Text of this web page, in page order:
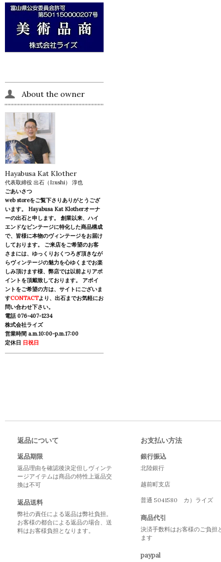
About the owner
Hayabusa Kat Klother
代表取締役 出石（Izushi） 淳也
ごあいさつ
web storeをご覧下さりありがとうござ
います。 Hayabusa Kat Klotherオーナ
ーの出石と申します。 創業以来、ハイ
エンドなビンテージに特化した商品構成
で、皆様に本物のヴィンテージをお届け
しております。 ご来店をご希望のお客
さまには、ゆっくりおくつろぎ頂きなが
らヴィンテージの魅力を心ゆくまでお楽
しみ頂けます様、弊店では以前よりアポ
イントを頂戴致しております。 アポイ
ントをご希望の方は、サイトにございま
すCONTACTより、出石までお気軽にお
問い合わせ下さい。
電話 076-407-1234
株式会社ライズ
営業時間 a.m.10:00-p.m.17:00
定休日 日祝日
返品について
返品期限
返品理由を確認後決定但しヴィンテ
ージアイテムは商品の特性上返品交
換は不可
返品送料
弊社の責任による返品は弊社負担。
お客様の都合による返品の場合、送
料はお客様負担となります。
お支払い方法
銀行振込
北陸銀行
越前町支店
普通 5041580 カ）ライズ
商品代引
決済手数料はお客様のご負担
ます
paypal